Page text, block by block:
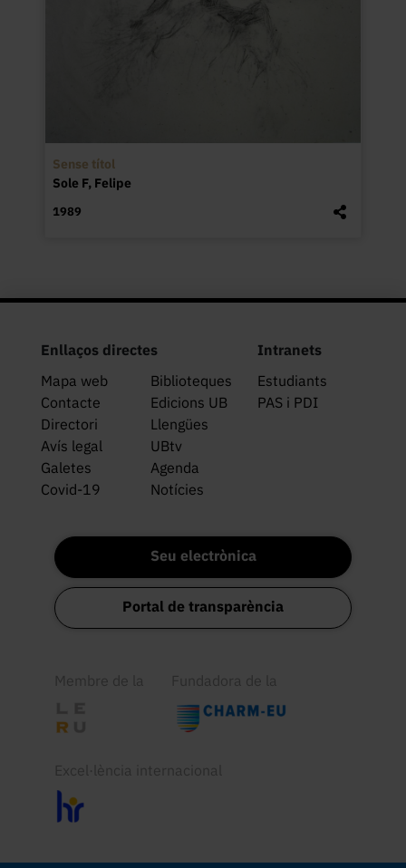
Sense títol
Sole F, Felipe
1989
Enllaços directes
Mapa web
Biblioteques
Contacte
Edicions UB
Directori
Llengües
Avís legal
UBtv
Galetes
Agenda
Covid-19
Notícies
Intranets
Estudiants
PAS i PDI
Seu electrònica
Portal de transparència
Membre de la Fundadora de la
Excel·lència internacional